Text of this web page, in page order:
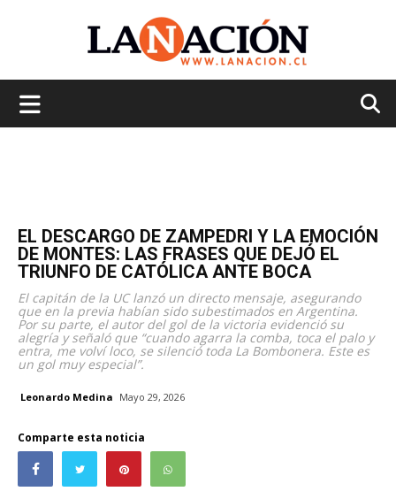
EL DESCARGO DE ZAMPEDRI Y LA EMOCIÓN
DE MONTES: LAS FRASES QUE DEJÓ EL
TRIUNFO DE CATÓLICA ANTE BOCA
El capitán de la UC lanzó un directo mensaje, asegurando
que en la previa habían sido subestimados en Argentina.
Por su parte, el autor del gol de la victoria evidenció su
alegría y señaló que “cuando agarra la comba, toca el palo y
entra, me volví loco, se silenció toda La Bombonera. Este es
un gol muy especial”.
Leonardo Medina Mayo 29, 2026
Comparte esta noticia